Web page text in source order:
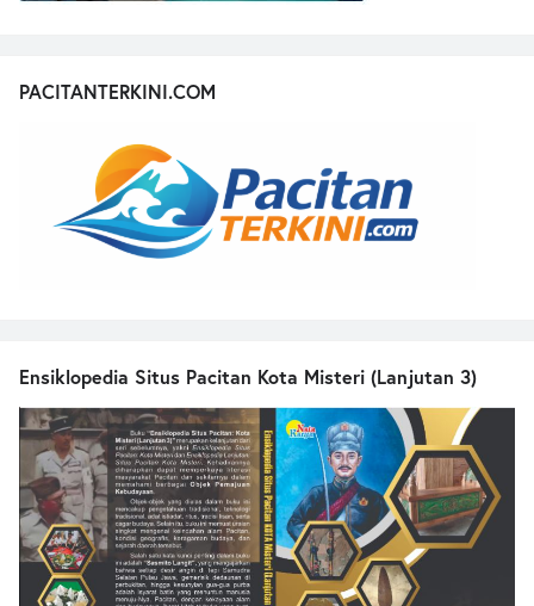
PACITANTERKINI.COM
Ensiklopedia Situs Pacitan Kota Misteri (Lanjutan 3)